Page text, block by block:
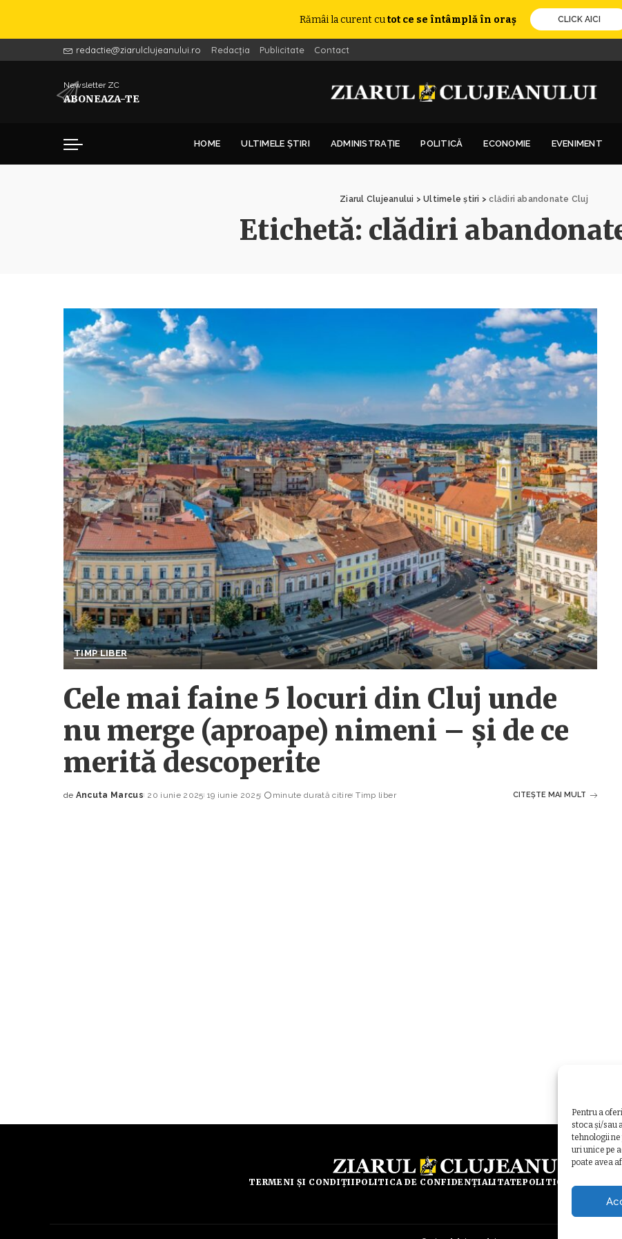
Pentru a
stoca și/sau
tehnologii
uri unice pe
poate avea
Rămâi la curent cutot ce se întâmplă în oraș CLICK AICI
redactie@ziarulclujeanului.ro Redacția Publicitate Contact
Newsletter ZC
ABONEAZA-TE
HOME ULTIMELE ȘTIRI ADMINISTRAȚIE POLITICĂ ECONOMIE EVENIMENT
Ziarul Clujeanului >Ultimele știri >clădiri abandonate Cluj
Etichetă: clădiri
TIMP LIBER
Cele mai faine 5 locuri din Cluj unde
nu merge (aproape) nimeni – și de ce
merită descoperite
de Ancuta Marcus 20 iunie 2025 19 iunie 2025 minute durată citire Timp liber CITEȘTE MAI MULT
TERMENI ȘI CONDIȚIIPOLITICA DE CONFIDENȚIALITATEPOLITICA DE